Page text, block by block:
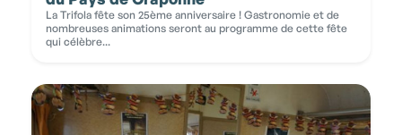
La Trifola fête son 25ème anniversaire ! Gastronomie et de
nombreuses animations seront au programme de cette fête
qui célèbre...